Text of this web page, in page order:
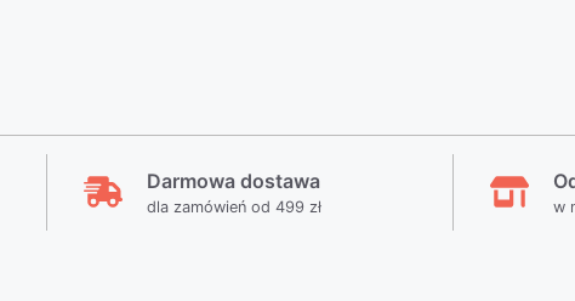
Darmowa dostawa
dla zamówień od 499 zł w